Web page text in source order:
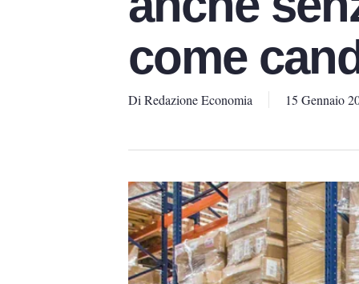
come
Di Redazione Economia 15 Gennaio